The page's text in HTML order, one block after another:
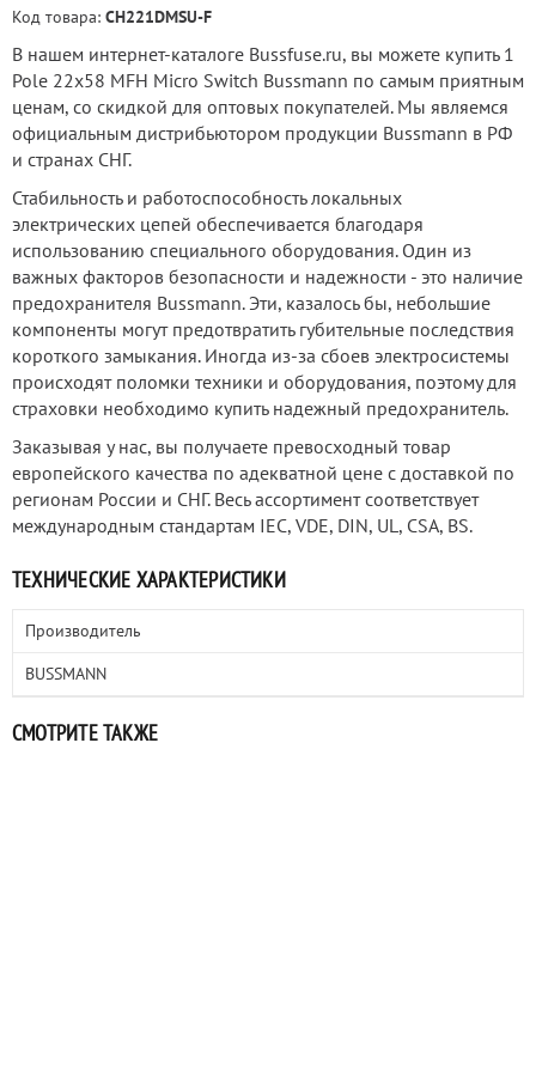
Код товара: CH221DMSU-F
В нашем интернет-каталоге Bussfuse.ru, вы можете купить 1
Pole 22x58 MFH Micro Switch Bussmann по самым приятным
ценам, со скидкой для оптовых покупателей. Мы являемся
официальным дистрибьютором продукции Bussmann в РФ
и странах СНГ.
Стабильность и работоспособность локальных
электрических цепей обеспечивается благодаря
использованию специального оборудования. Один из
важных факторов безопасности и надежности - это наличие
предохранителя Bussmann. Эти, казалось бы, небольшие
компоненты могут предотвратить губительные последствия
короткого замыкания. Иногда из-за сбоев электросистемы
происходят поломки техники и оборудования, поэтому для
страховки необходимо купить надежный предохранитель.
Заказывая у нас, вы получаете превосходный товар
европейского качества по адекватной цене с доставкой по
регионам России и СНГ. Весь ассортимент соответствует
международным стандартам IEC, VDE, DIN, UL, CSA, BS.
ТЕХНИЧЕСКИЕ ХАРАКТЕРИСТИКИ
Производитель
BUSSMANN
СМОТРИТЕ ТАКЖЕ